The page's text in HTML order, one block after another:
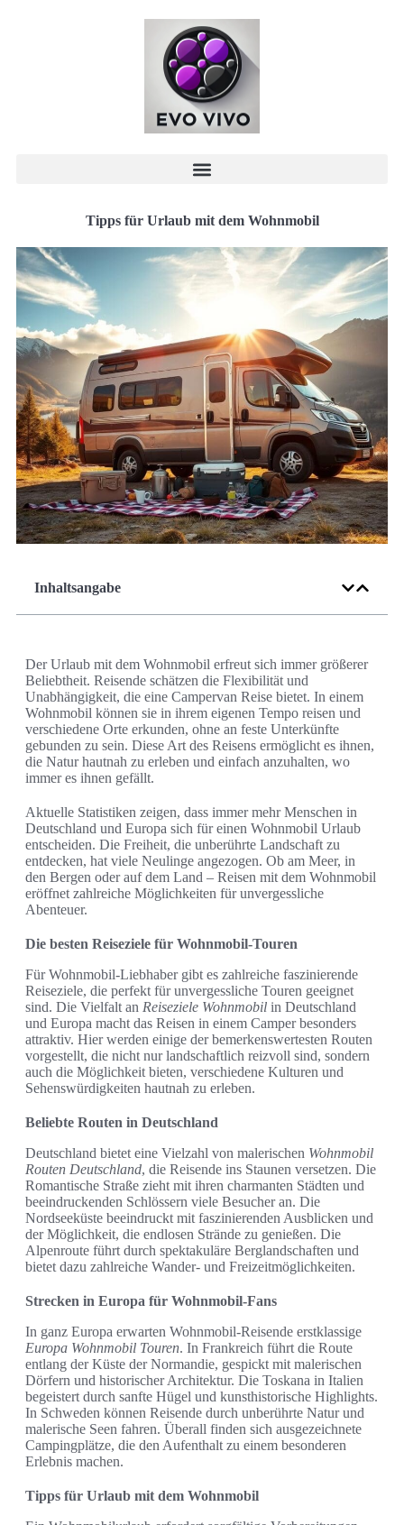
Tipps für Urlaub mit dem Wohnmobil
Inhaltsangabe
Der Urlaub mit dem Wohnmobil erfreut sich immer größerer
Beliebtheit. Reisende schätzen die Flexibilität und
Unabhängigkeit, die eine Campervan Reise bietet. In einem
Wohnmobil können sie in ihrem eigenen Tempo reisen und
verschiedene Orte erkunden, ohne an feste Unterkünfte
gebunden zu sein. Diese Art des Reisens ermöglicht es ihnen,
die Natur hautnah zu erleben und einfach anzuhalten, wo
immer es ihnen gefällt.
Aktuelle Statistiken zeigen, dass immer mehr Menschen in
Deutschland und Europa sich für einen Wohnmobil Urlaub
entscheiden. Die Freiheit, die unberührte Landschaft zu
entdecken, hat viele Neulinge angezogen. Ob am Meer, in
den Bergen oder auf dem Land – Reisen mit dem Wohnmobil
eröffnet zahlreiche Möglichkeiten für unvergessliche
Abenteuer.
Die besten Reiseziele für Wohnmobil-Touren
Für Wohnmobil-Liebhaber gibt es zahlreiche faszinierende
Reiseziele, die perfekt für unvergessliche Touren geeignet
sind. Die Vielfalt an Reiseziele Wohnmobil in Deutschland
und Europa macht das Reisen in einem Camper besonders
attraktiv. Hier werden einige der bemerkenswertesten Routen
vorgestellt, die nicht nur landschaftlich reizvoll sind, sondern
auch die Möglichkeit bieten, verschiedene Kulturen und
Sehenswürdigkeiten hautnah zu erleben.
Beliebte Routen in Deutschland
Deutschland bietet eine Vielzahl von malerischen Wohnmobil
Routen Deutschland, die Reisende ins Staunen versetzen. Die
Romantische Straße zieht mit ihren charmanten Städten und
beeindruckenden Schlössern viele Besucher an. Die
Nordseeküste beeindruckt mit faszinierenden Ausblicken und
der Möglichkeit, die endlosen Strände zu genießen. Die
Alpenroute führt durch spektakuläre Berglandschaften und
bietet dazu zahlreiche Wander- und Freizeitmöglichkeiten.
Strecken in Europa für Wohnmobil-Fans
In ganz Europa erwarten Wohnmobil-Reisende erstklassige
Europa Wohnmobil Touren. In Frankreich führt die Route
entlang der Küste der Normandie, gespickt mit malerischen
Dörfern und historischer Architektur. Die Toskana in Italien
begeistert durch sanfte Hügel und kunsthistorische Highlights.
In Schweden können Reisende durch unberührte Natur und
malerische Seen fahren. Überall finden sich ausgezeichnete
Campingplätze, die den Aufenthalt zu einem besonderen
Erlebnis machen.
Tipps für Urlaub mit dem Wohnmobil